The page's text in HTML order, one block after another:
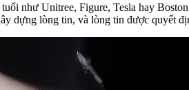
như Unitree, Figure, Tesla hay
dựng lòng tin, và lòng tin được quyết